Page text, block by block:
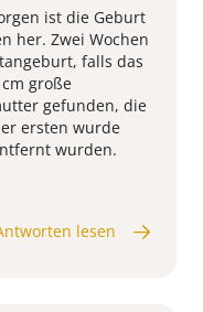
ist die Geburt
her. Zwei Wochen
falls das
große
gefunden, die
ersten wurde
wurden.
lesen